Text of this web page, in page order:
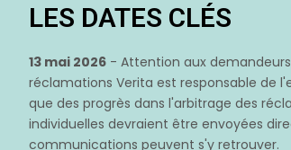
LES DATES CLÉS
13 mai 2026 - Attention aux
réclamations Verita est responsable de
que des progrès dans l'arbitrage des
individuelles devraient être envoyées
communications peuvent s'y retrouver.